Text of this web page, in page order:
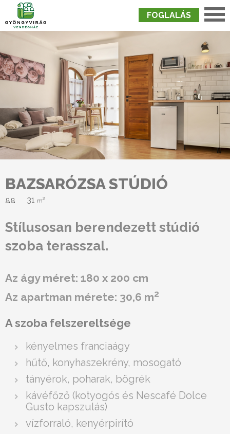
FOGLALÁS
› Bazsarózsa Stúdió
BAZSARÓZSA STÚDIÓ
31 m2
Stílusosan berendezett stúdió
szoba terasszal.
Az ágy méret: 180 x 200 cm
Az apartman mérete: 30,6 m2
A szoba felszereltsége
kényelmes franciaágy
hűtő, konyhaszekrény, mosogató
tányérok, poharak, bögrék
kávéfőző (kotyogós és Nescafé Dolce
Gusto kapszulás)
vízforraló, kenyérpirító